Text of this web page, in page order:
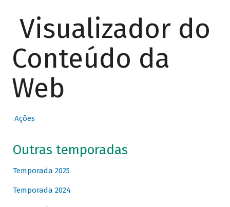
Visualizador do
Conteúdo da
Web
Ações
Outras temporadas
Temporada 2025
Temporada 2024